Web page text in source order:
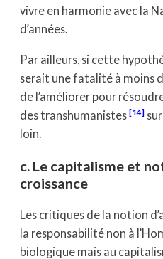
vivre en harmonie avec la
d’années.
Par ailleurs, si cette
serait une fatalité à moins
de l’améliorer pour
des transhumanistes [14]
loin.
c. Le capitalisme et
croissance
Les critiques de la notion
la responsabilité non à
biologique mais au